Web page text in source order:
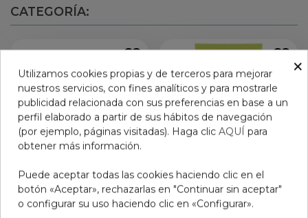
CATEGORÍA:
INT PROPOLIS+ KAOLIN
SEBIUM GEL MOUSSANT
×
Utilizamos cookies propias y de terceros para mejorar
nuestros servicios, con fines analíticos y para mostrarle
publicidad relacionada con sus preferencias en base a un
perfil elaborado a partir de sus hábitos de navegación
(por ejemplo, páginas visitadas). Haga clic AQUÍ para
obtener más información.
Puede aceptar todas las cookies haciendo clic en el
botón «Aceptar», rechazarlas en "Continuar sin aceptar"
o configurar su uso haciendo clic en «Configurar».